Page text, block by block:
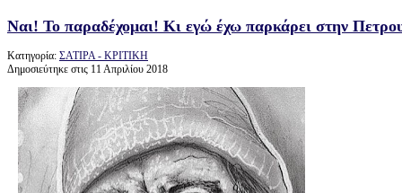
Ναι! Το παραδέχομαι! Κι εγώ έχω παρκάρει στην
Κατηγορία: ΣΑΤΙΡΑ - ΚΡΙΤΙΚΗ
Δημοσιεύτηκε στις 11 Απριλίου 2018